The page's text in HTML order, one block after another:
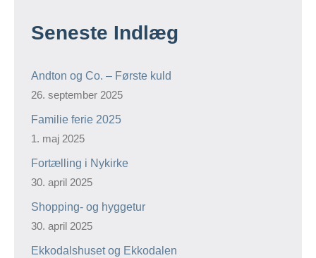
Seneste Indlæg
Andton og Co. – Første kuld
26. september 2025
Familie ferie 2025
1. maj 2025
Fortælling i Nykirke
30. april 2025
Shopping- og hyggetur
30. april 2025
Ekkodalshuset og Ekkodalen